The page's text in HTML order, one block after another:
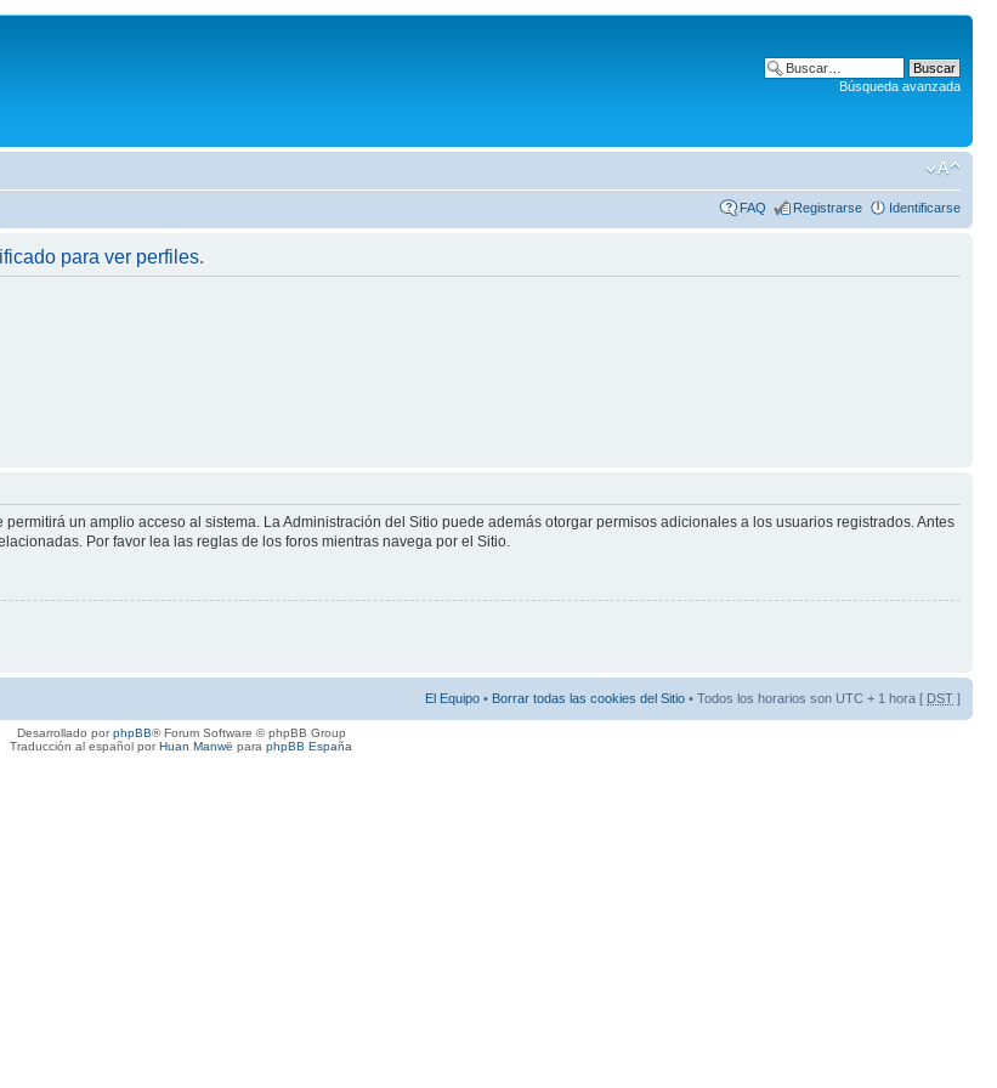
Búsqueda avanzada
FAQ Registrarse Identificarse
para ver perfiles.
un amplio acceso al sistema. La Administración del Sitio puede además otorgar permisos adicionales a los usuarios registrados. Antes
Por favor lea las reglas de los foros mientras navega por el Sitio.
El Equipo • Borrar todas las cookies del Sitio • Todos los horarios son UTC + 1 hora [ DST ]
Desarrollado porphpBB® Forum Software © phpBB Group
Traducción al español porHuan Manwë para phpBB España